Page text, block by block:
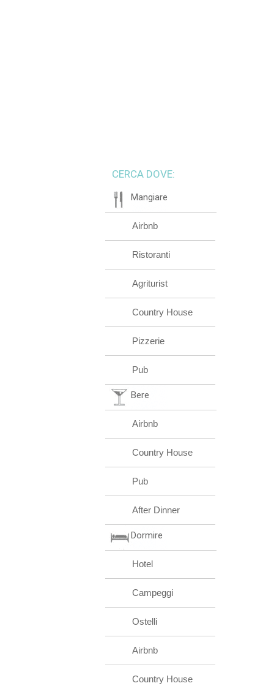
CERCA DOVE:
Mangiare
Airbnb
Ristoranti
Agriturist
Country House
Pizzerie
Pub
Bere
Airbnb
Country House
Pub
After Dinner
Dormire
Hotel
Campeggi
Ostelli
Airbnb
Country House